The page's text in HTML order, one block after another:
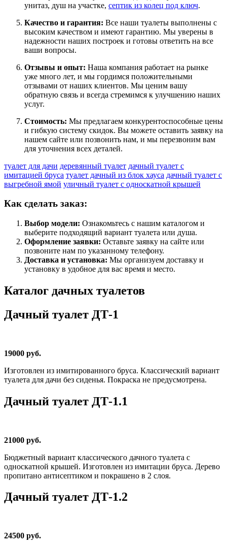
унитаз, душ на участке, септик из колец под ключ.
Качество и гарантия: Все наши туалеты выполнены с
высоким качеством и имеют гарантию. Мы уверены в
надежности наших построек и готовы ответить на все
ваши вопросы.
Отзывы и опыт: Наша компания работает на рынке
уже много лет, и мы гордимся положительными
отзывами от наших клиентов. Мы ценим вашу
обратную связь и всегда стремимся к улучшению наших
услуг.
Стоимость: Мы предлагаем конкурентоспособные цены
и гибкую систему скидок. Вы можете оставить заявку на
нашем сайте или позвонить нам, и мы перезвоним вам
для уточнения всех деталей.
туалет для дачи деревянный туалет дачный туалет с
имитацией бруса туалет дачный из блок хауса дачный туалет с
выгребной ямой уличный туалет с односкатной крышей
Как сделать заказ:
Выбор модели: Ознакомьтесь с нашим каталогом и
выберите подходящий вариант туалета или душа.
Оформление заявки: Оставьте заявку на сайте или
позвоните нам по указанному телефону.
Доставка и установка: Мы организуем доставку и
установку в удобное для вас время и место.
Каталог дачных туалетов
Дачный туалет ДТ-1
19000 руб.
Изготовлен из имитированного бруса. Классический вариант
туалета для дачи без сиденья. Покраска не предусмотрена.
Дачный туалет ДТ-1.1
21000 руб.
Бюджетный вариант классического дачного туалета с
односкатной крышей. Изготовлен из имитации бруса. Дерево
пропитано антисептиком и покрашено в 2 слоя.
Дачный туалет ДТ-1.2
24500 руб.